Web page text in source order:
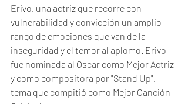
Erivo, una actriz que recorre con
vulnerabilidad y convicción un amplio
rango de emociones que van de la
inseguridad y el temor al aplomo. Erivo
fue nominada al Oscar como Mejor Actriz
y como compositora por "Stand Up",
tema que compitió como Mejor Canción